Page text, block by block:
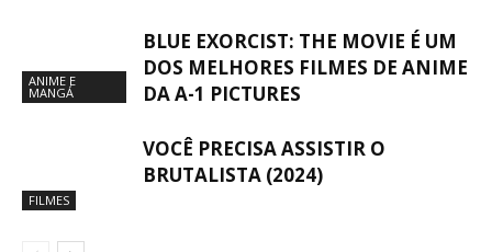
ANIME E
MANGÁ
BLUE EXORCIST: THE MOVIE É UM
DOS MELHORES FILMES DE ANIME
DA A-1 PICTURES
FILMES
VOCÊ PRECISA ASSISTIR O
BRUTALISTA (2024)